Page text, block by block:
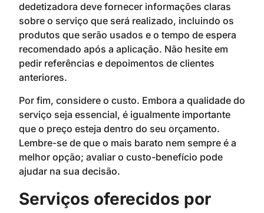
dedetizadora deve fornecer informações claras
sobre o serviço que será realizado, incluindo os
produtos que serão usados e o tempo de espera
recomendado após a aplicação. Não hesite em
pedir referências e depoimentos de clientes
anteriores.
Por fim, considere o custo. Embora a qualidade do
serviço seja essencial, é igualmente importante
que o preço esteja dentro do seu orçamento.
Lembre-se de que o mais barato nem sempre é a
melhor opção; avaliar o custo-benefício pode
ajudar na sua decisão.
Serviços oferecidos por